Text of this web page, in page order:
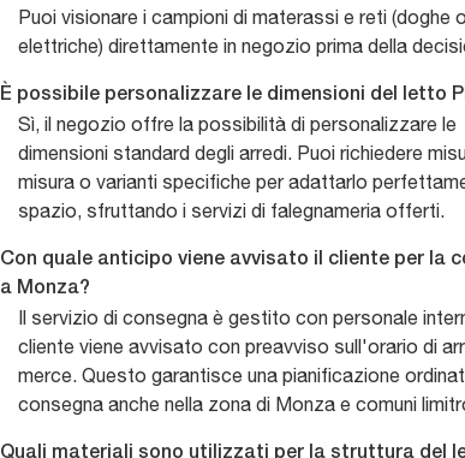
Puoi visionare i campioni di materassi e reti (doghe o
elettriche) direttamente in negozio prima della
È possibile personalizzare le dimensioni del letto
Sì, il negozio offre la possibilità di personalizzare le
dimensioni standard degli arredi. Puoi richiedere
misura o varianti specifiche per adattarlo
spazio, sfruttando i servizi di falegnameria offerti.
Con quale anticipo viene avvisato il cliente per la
a Monza?
Il servizio di consegna è gestito con personale
cliente viene avvisato con preavviso sull'orario di
merce. Questo garantisce una pianificazione
consegna anche nella zona di Monza e comuni
Quali materiali sono utilizzati per la struttura del